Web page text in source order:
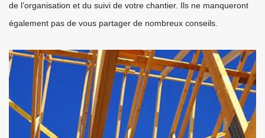
de l’organisation et du suivi de votre chantier. Ils ne manqueront
également pas de vous partager de nombreux conseils.